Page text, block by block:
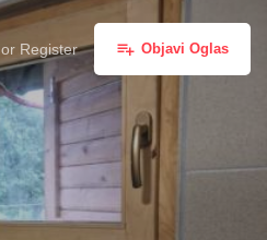
or Register Objavi Oglas